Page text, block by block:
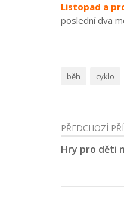
Listopad a
poslední dva
běh cyklo
pro
PŘEDCHOZÍ
Hry pro děti